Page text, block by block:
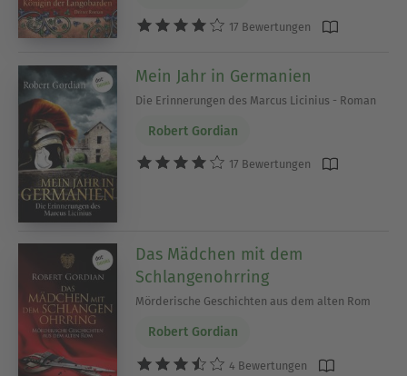
17 Bewertungen
Mein Jahr in Germanien
Die Erinnerungen des Marcus Licinius - Roman
Robert Gordian
17 Bewertungen
Das Mädchen mit dem
Schlangenohrring
Mörderische Geschichten aus dem alten Rom
Robert Gordian
4 Bewertungen